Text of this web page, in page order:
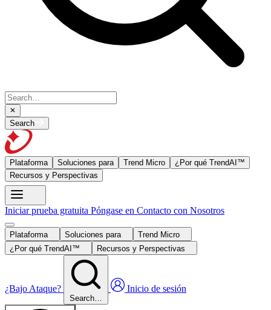
Search
Plataforma Soluciones para Trend Micro
¿Por qué TrendAI™
Recursos y Perspectivas
Iniciar prueba gratuita Póngase en Contacto con Nosotros
Plataforma Soluciones para
Trend Micro
¿Por qué TrendAI™
Recursos y Perspectivas
¿Bajo Ataque?
Search…
Inicio de sesión